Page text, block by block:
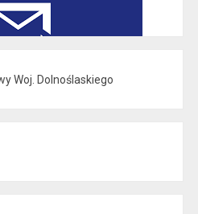
Woj. Dolnoślaskiego